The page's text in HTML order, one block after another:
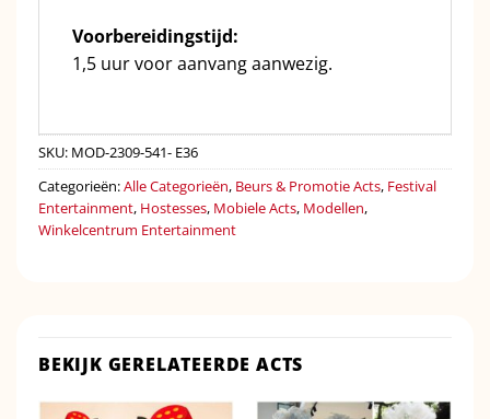
Voorbereidingstijd:
1,5 uur voor aanvang aanwezig.
SKU: MOD-2309-541- E36
Categorieën:Alle Categorieën, Beurs & Promotie Acts, Festival
Entertainment, Hostesses, Mobiele Acts, Modellen,
Winkelcentrum Entertainment
BEKIJK GERELATEERDE ACTS